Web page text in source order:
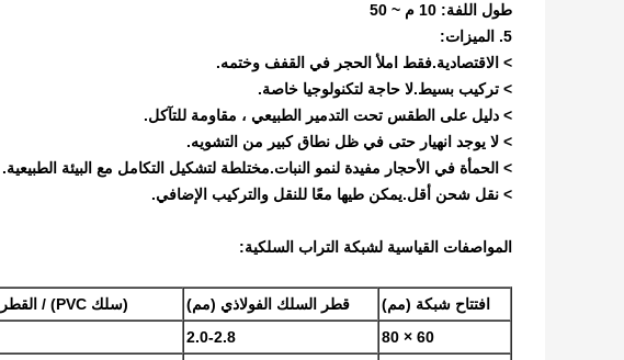
طول اللفة: 10 م ~ 50
5. الميزات:
> الاقتصادية.فقط املأ الحجر في القفف وختمه.
> تركيب بسيط.لا حاجة لتكنولوجيا خاصة.
> دليل على الطقس تحت التدمير الطبيعي ، مقاومة للتآكل.
> لا يوجد انهيار حتى في ظل نطاق كبير من التشويه.
> الحمأة في الأحجار مفيدة لنمو النبات.مختلطة لتشكيل التكامل مع البيئة الطبيعية.
> نقل شحن أقل.يمكن طيها معًا للنقل والتركيب الإضافي.
المواصفات القياسية لشبكة التراب السلكية:
افتتاح شبكة (مم) قطر السلك الفولاذي (مم)
(سلك PVC) / القطر الداخلي / القطر الخارجي (مم)
60 × 80
2.0-2.8